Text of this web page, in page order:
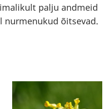
palju andmeid
nurmenukud õitsevad.